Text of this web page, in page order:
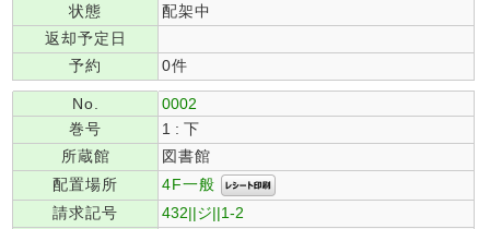
状態
配架中
返却予定日
予約
0件
No.
0002
巻号
1 : 下
所蔵館
図書館
配置場所
4F一般
請求記号
432||ジ||1-2